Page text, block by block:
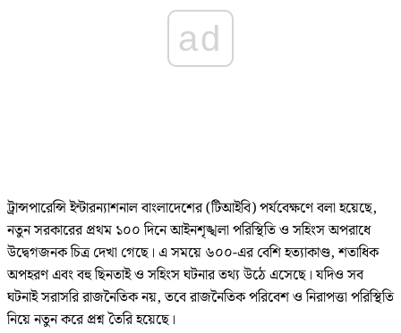
ad
ট্রান্সপারেন্সি ইন্টারন্যাশনাল বাংলাদেশের (টিআইবি) পর্যবেক্ষণে বলা হয়েছে,
নতুন সরকারের প্রথম ১০০ দিনে আইনশৃঙ্খলা পরিস্থিতি ও সহিংস অপরাধে
উদ্বেগজনক চিত্র দেখা গেছে। এ সময়ে ৬০০-এর বেশি হত্যাকাণ্ড, শতাধিক
অপহরণ এবং বহু ছিনতাই ও সহিংস ঘটনার তথ্য উঠে এসেছে। যদিও সব
ঘটনাই সরাসরি রাজনৈতিক নয়, তবে রাজনৈতিক পরিবেশ ও নিরাপত্তা পরিস্থিতি
নিয়ে নতুন করে প্রশ্ন তৈরি হয়েছে।